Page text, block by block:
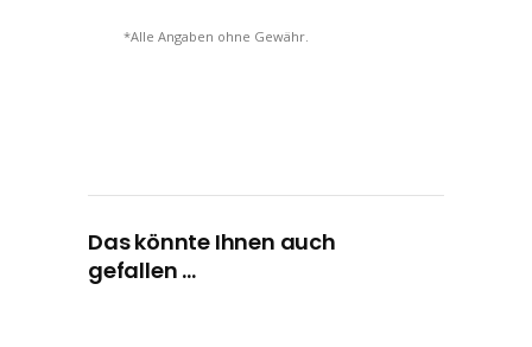
*Alle Angaben ohne Gewähr.
Das könnte Ihnen auch
gefallen …